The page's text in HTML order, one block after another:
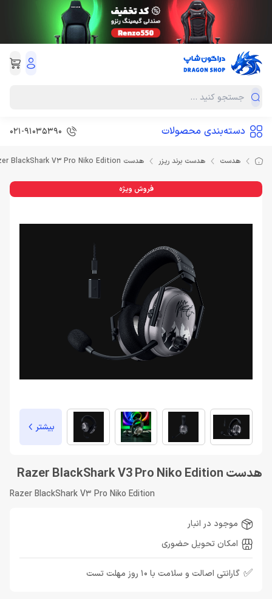
دسته‌بندی محصولات 021-91035390
هدست هدست برند ریزر هدست Razer BlackShark V3 Pro Niko Edition
فروش ویژه
بیشتر
هدست Razer BlackShark V3 Pro Niko Edition
Razer BlackShark V3 Pro Niko Edition
موجود در انبار
امکان تحویل حضوری
✅ گارانتی اصالت و سلامت با 10 روز مهلت تست